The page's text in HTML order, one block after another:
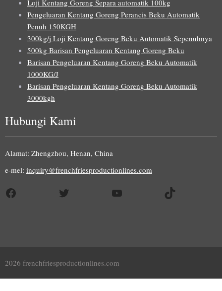
Loji Kentang Goreng Separa automatik 100kg
Pengeluaran Kentang Goreng Perancis Beku Automatik
Penuh 150KGH
300kg/j Loji Kentang Goreng Beku Automatik Sepenuhnya
500kg Barisan Pengeluaran Kentang Goreng Beku
Barisan Pengeluaran Kentang Goreng Beku Automatik
1000KG/J
Barisan Pengeluaran Kentang Goreng Beku Automatik
3000kgh
Hubungi Kami
Alamat: Zhengzhou, Henan, China
e-mel: inquiry@frenchfriesproductionlines.com
Facebook Twitter YouTube TikTok
2026 frenchfriesproductionlines.com